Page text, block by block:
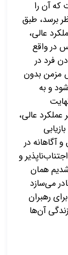
که آن را
برسد، طبق
عالی،
در واقع
فرد در
مزمن بدون
و به
عالی،
آگاهانه در
و
همان
می‌سازد
رهبران
آن‌ها